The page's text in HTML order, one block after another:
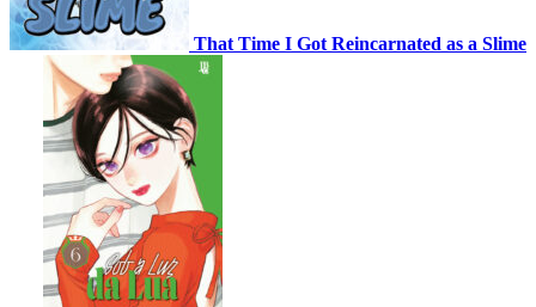
That Time I Got Reincarnated as a Slime